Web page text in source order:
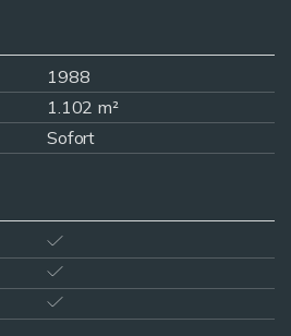
1988
1.102 m²
Sofort